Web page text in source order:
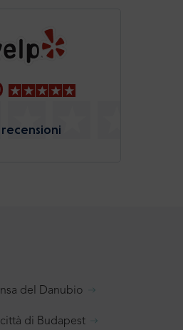
recensioni
del Danubio
di Budapest